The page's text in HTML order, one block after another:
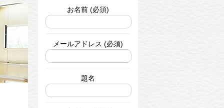
お名前 (必須)
メールアドレス (必須)
題名